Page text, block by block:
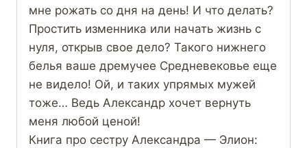
мне рожать со дня на день! И что делать?
Простить изменника или начать жизнь с
нуля, открыв свое дело? Такого нижнего
белья ваше дремучее Средневековье еще
не видело! Ой, и таких упрямых мужей
тоже… Ведь Александр хочет вернуть
меня любой ценой!
Книга про сестру Александра — Элион: